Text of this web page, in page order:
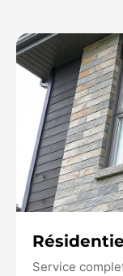
Service